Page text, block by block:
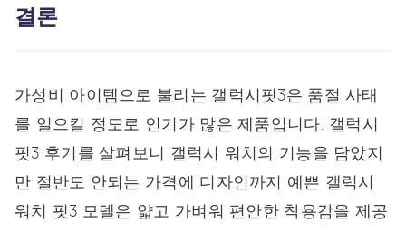
결론
가성비 아이템으로 불리는 갤럭시핏3은 품절 사태
를 일으킬 정도로 인기가 많은 제품입니다. 갤럭시
핏3 후기를 살펴보니 갤럭시 워치의 기능을 담았지
만 절반도 안되는 가격에 디자인까지 예쁜 갤럭시
워치 핏3 모델은 얇고 가벼워 편안한 착용감을 제공